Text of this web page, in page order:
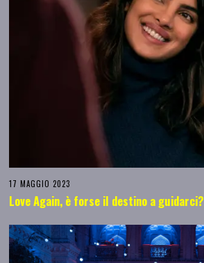
17 MAGGIO 2023
Love Again, è forse il destino a guidarci?